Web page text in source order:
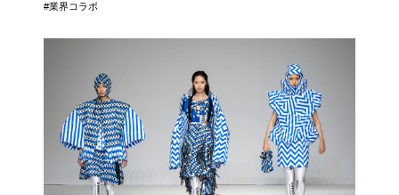
#業界コラボ